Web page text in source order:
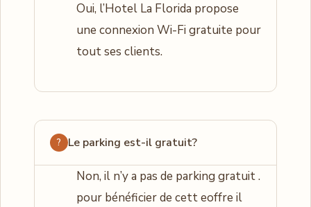
Oui, l’Hotel La Florida propose
une connexion Wi-Fi gratuite pour
tout ses clients.
Le parking est-il gratuit?
Non, il n’y a pas de parking gratuit .
pour bénéficier de cett eoffre il